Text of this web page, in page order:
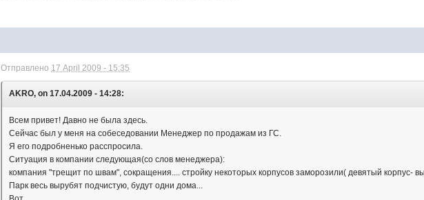
Отправлено 17 April 2009 - 15:35
AKRO, on 17.04.2009 - 14:28:
Всем привет! Давно не была здесь.
Сейчас был у меня на собеседовании Менеджер по продажам из ГС.
Я его подробненько расспросила.
Ситуация в компании следующая(со слов менеджера):
компания "трещит по швам", сокращения.... стройку некоторых корпусов заморозили( девятый корпус-
Парк весь вырубят подчистую, будут одни дома...